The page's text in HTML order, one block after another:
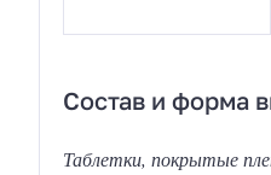
Состав и форма
Таблетки, покрытые